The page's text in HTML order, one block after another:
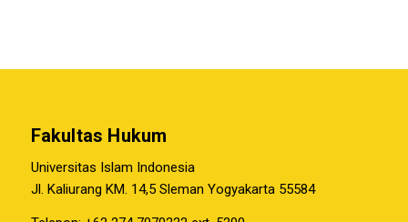
Fakultas Hukum
Universitas Islam Indonesia
Jl. Kaliurang KM. 14,5 Sleman Yogyakarta 55584